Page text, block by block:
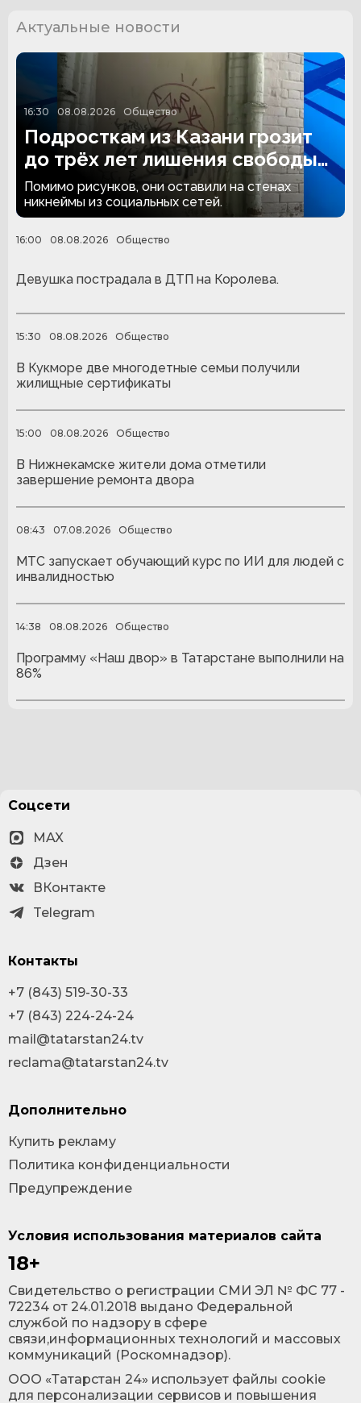
Актуальные новости
16:30 08.08.2026 Общество
Подросткам из Казани грозит
до трёх лет лишения свободы
за граффити
Помимо рисунков, они оставили на стенах
никнеймы из социальных сетей.
16:00 08.08.2026 Общество
Девушка пострадала в ДТП на Королева.
15:30 08.08.2026 Общество
В Кукморе две многодетные семьи получили
жилищные сертификаты
15:00 08.08.2026 Общество
В Нижнекамске жители дома отметили
завершение ремонта двора
08:43 07.08.2026 Общество
МТС запускает обучающий курс по ИИ для людей с
инвалидностью
14:38 08.08.2026 Общество
Программу «Наш двор» в Татарстане выполнили на
86%
Условия использования материалов сайта
18+
Cвидетельство о регистрации СМИ ЭЛ № ФС 77 -
72234 от 24.01.2018 выдано Федеральной
службой по надзору в сфере
связи,информационных технологий и массовых
коммуникаций (Роскомнадзор).
ООО «Татарстан 24» использует файлы cookie
для персонализации сервисов и повышения
Соцсети
MAX
Дзен
ВКонтакте
Telegram
Контакты
+7 (843) 519-30-33
+7 (843) 224-24-24
mail@tatarstan24.tv
reclama@tatarstan24.tv
Дополнительно
Купить рекламу
Политика конфиденциальности
Предупреждение